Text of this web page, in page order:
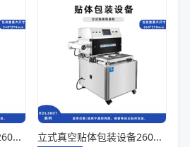
立式真空贴体包装设备260*180一出四 立式真空贴体包装设备260*180一出二